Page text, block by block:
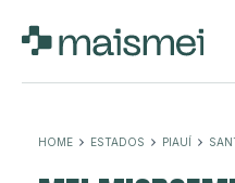
HOME ESTADOS PIAUÍ